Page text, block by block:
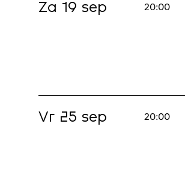
Za 19 sep 20:00
Vr 25 sep 20:00